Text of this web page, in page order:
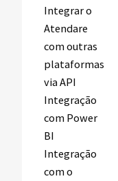
Integrar o
Atendare
com outras
plataformas
via API
Integração
com Power
BI
Integração
com o